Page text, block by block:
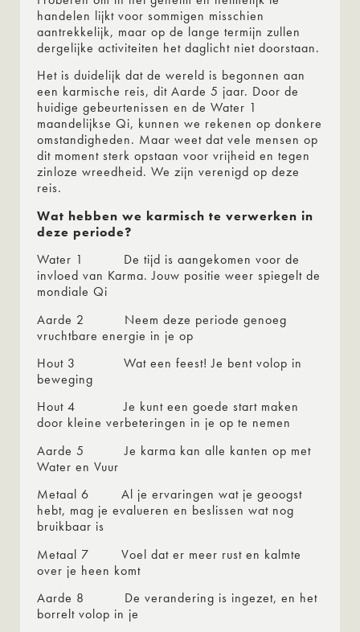
handelen lijkt voor sommigen misschien
aantrekkelijk, maar op de lange termijn zullen
dergelijke activiteiten het daglicht niet doorstaan.
Het is duidelijk dat de wereld is begonnen aan
een karmische reis, dit Aarde 5 jaar. Door de
huidige gebeurtenissen en de Water 1
maandelijkse Qi, kunnen we rekenen op donkere
omstandigheden. Maar weet dat vele mensen op
dit moment sterk opstaan voor vrijheid en tegen
zinloze wreedheid. We zijn verenigd op deze
reis.
Wat hebben we karmisch te verwerken in
deze periode?
Water 1 De tijd is aangekomen voor de
invloed van Karma. Jouw positie weer spiegelt de
mondiale Qi
Aarde 2 Neem deze periode genoeg
vruchtbare energie in je op
Hout 3 Wat een feest! Je bent volop in
beweging
Hout 4 Je kunt een goede start maken
door kleine verbeteringen in je op te nemen
Aarde 5 Je karma kan alle kanten op met
Water en Vuur
Metaal 6 Al je ervaringen wat je geoogst
hebt, mag je evalueren en beslissen wat nog
bruikbaar is
Metaal 7 Voel dat er meer rust en kalmte
over je heen komt
Aarde 8 De verandering is ingezet, en het
borrelt volop in je